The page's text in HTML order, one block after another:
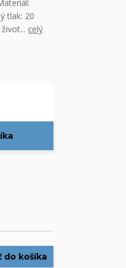
tlak: 20
celý
do košíka